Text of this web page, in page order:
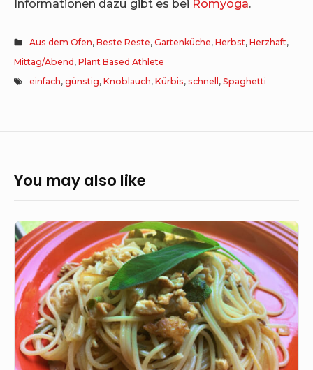
Informationen dazu gibt es bei Romyoga.
Aus dem Ofen,Beste Reste,Gartenküche,Herbst,Herzhaft,
Mittag/Abend , Plant Based Athlete
einfach,günstig,Knoblauch,Kürbis, schnell ,Spaghetti
You may also like
Suses
Salbei
Spaghetti